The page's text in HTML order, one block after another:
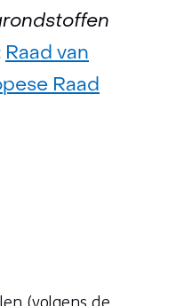
Raad van
Raad
(volgens de